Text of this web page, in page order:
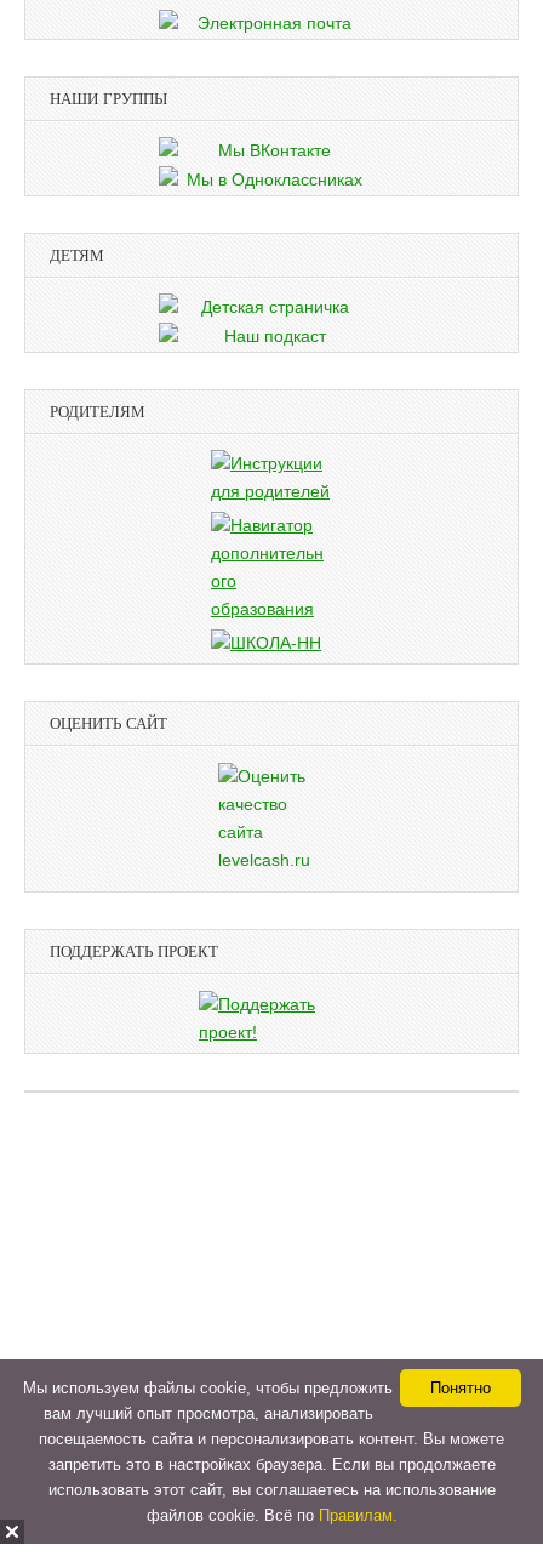
НАШИ ГРУППЫ
ДЕТЯМ
РОДИТЕЛЯМ
ОЦЕНИТЬ САЙТ
ПОДДЕРЖАТЬ ПРОЕКТ
Понятно
Мы используем файлы cookie, чтобы предложить
вам лучший опыт просмотра, анализировать
посещаемость сайта и персонализировать контент. Вы можете
запретить это в настройках браузера. Если вы продолжаете
использовать этот сайт, вы соглашаетесь на использование
файлов cookie. Всё по Правилам.